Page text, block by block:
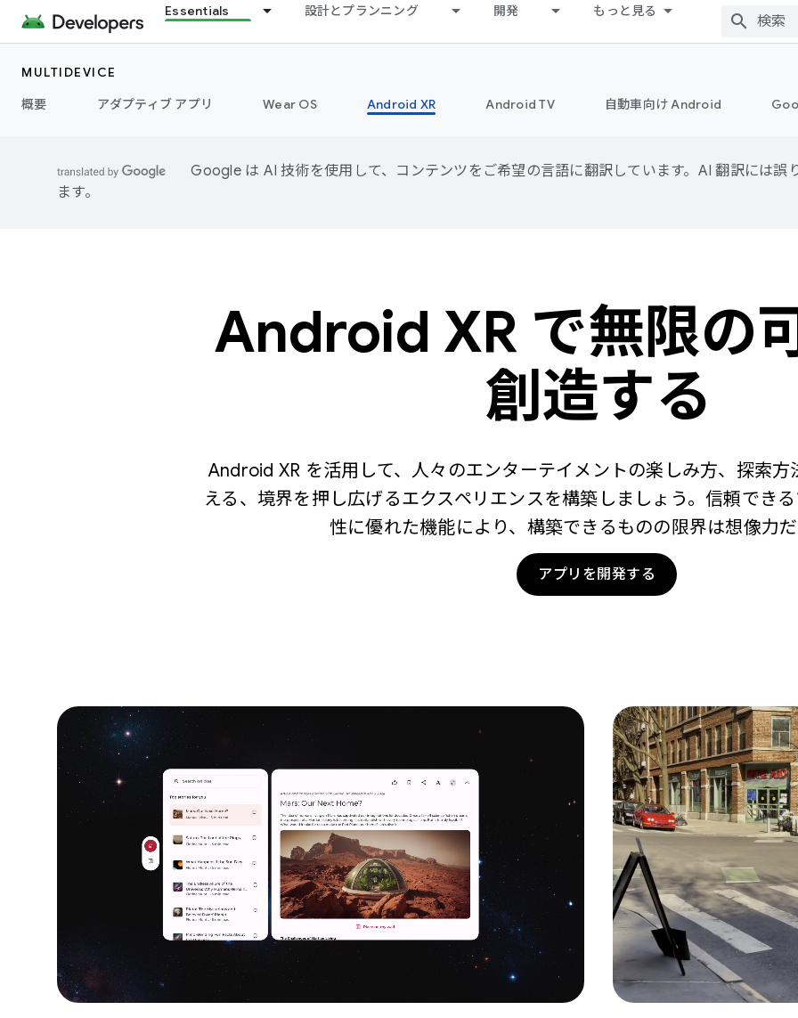
Essentials 設計とプランニング 開発 もっと見る
MULTIDEVICE
概要
アダプティブ アプリ Wear OS Android XR Android TV 自動車向け Android
Google は AI 技術を使用して、コンテンツをご希望の言語に翻訳しています。AI 翻訳には誤
ます。
Android XR で無限の
創造する
Android XR を活用して、人々のエンターテイメントの楽しみ方、探索
える、境界を押し広げるエクスペリエンスを構築しましょう。信頼でき
性に優れた機能により、構築できるものの限界は想像力
アプリを開発する